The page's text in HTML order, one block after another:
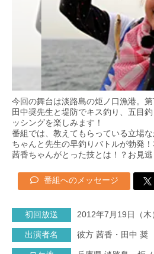
今回の舞台は淡路島の炬ノ口漁港。第
田中奨先生と堤防でキス釣り、五目
ッシングを楽しみます！
番組では、教えてもらっている立場
ちゃんと先生の早釣りバトルが勃発
茜香ちゃんがとった技とは！？お見逃
番組へのメッセージ
初回放送 2012年7月19日（木
出演者名 彼方 茜香・田中 奨